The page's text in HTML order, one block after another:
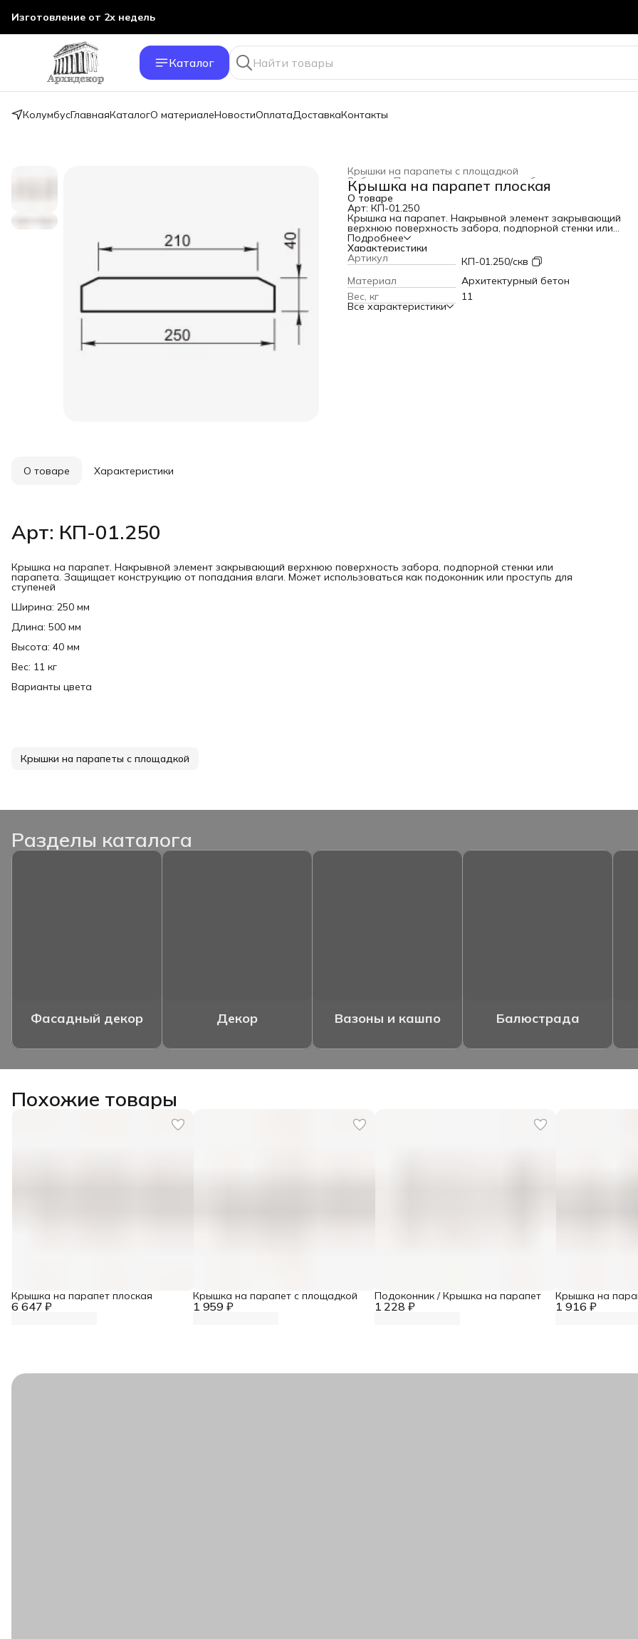
Изготовление от 2х недель
Каталог
КолумбусГлавнаяКаталогО материалеНовостиОплатаДоставкаКонтакты
Крышки на парапеты с площадкой
Парапетные крышки для забора
Забор
Весь архитектурный декор ›
Главная ›
Крышка на парапет плоская
О товаре
Арт: КП-01.250
Крышка на парапет. Накрывной элемент закрывающий
верхнюю поверхность забора, подпорной стенки или
парапета. Защищает конструкцию от попадания влаги.
использоваться как подоконник или проступь для ступеней
Ширина: 250 мм
Длина: 500 мм
Высота: 40 мм
Вес: 11 кг
Варианты цвета
Подробнее
Характеристики
Артикул
КП-01.250/скв
Материал
Архитектурный бетон
Вес, кг
11
Все характеристики
О товаре Характеристики
Арт: КП-01.250
Крышка на парапет. Накрывной элемент закрывающий верхнюю поверхность забора, подпорной стенки или
парапета. Защищает конструкцию от попадания влаги. Может использоваться как подоконник или проступь для
ступеней
Ширина: 250 мм
Длина: 500 мм
Высота: 40 мм
Вес: 11 кг
Варианты цвета
Крышки на парапеты с площадкой
Разделы каталога
Фасадный декор Декор Вазоны и кашпо Балюстрада
Похожие товары
6 647 ₽
Крышка на парапет плоская
1 959 ₽
Крышка на парапет с площадкой
1 228 ₽
Подоконник / Крышка на парапет
1 916 ₽
Крышка на